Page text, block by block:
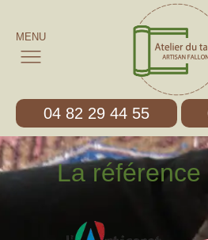
MENU
04 82 29 44 55
La référence